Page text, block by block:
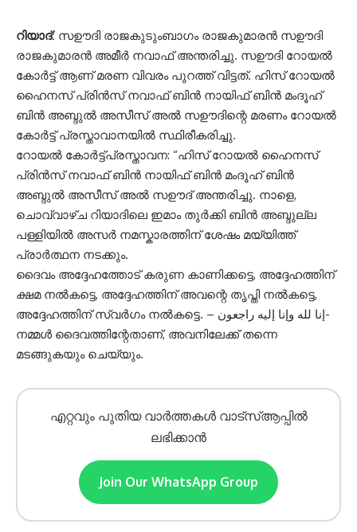
റിയാദ്: സഊദി രാജകുടുംബാഗം രാജകുമാരൻ സഊദി
രാജകുമാരൻ അമീർ നവാഫ് അന്തരിച്ചു. സഊദി റോയൽ
കോർട്ട് ആണ് മരണ വിവരം പുറത്ത് വിട്ടത്. ഹിസ് റോയൽ
ഹൈനസ് പ്രിൻസ് നവാഫ് ബിൻ നായിഫ് ബിൻ മംദൂഹ്
ബിൻ അബ്ദുൽ അസീസ് അൽ സഊദിന്റെ മരണം റോയൽ
കോർട്ട് പ്രസ്താവാനയിൽ സ്ഥിരീകരിച്ചു.
റോയൽ കോർട്ട്പ്രസ്താവന: “ഹിസ് റോയൽ ഹൈനസ്
പ്രിൻസ് നവാഫ് ബിൻ നായിഫ് ബിൻ മംദൂഹ് ബിൻ
അബ്ദുൽ അസീസ് അൽ സഊദ് അന്തരിച്ചു. നാളെ,
ചൊവ്വാഴ്ച റിയാദിലെ ഇമാം തുർക്കി ബിൻ അബ്ദുല്ല
പള്ളിയിൽ അസർ നമസ്കാരത്തിന് ശേഷം മയ്യിത്ത്
പ്രാർത്ഥന നടക്കും.
ദൈവം അദ്ദേഹത്തോട് കരുണ കാണിക്കട്ടെ, അദ്ദേഹത്തിന്
ക്ഷമ നൽകട്ടെ, അദ്ദേഹത്തിന് അവന്റെ തൃപ്തി നൽകട്ടെ,
അദ്ദേഹത്തിന് സ്വർഗം നൽകട്ടെ. – إنا لله وإنا إليه راجعون-
നമ്മൾ ദൈവത്തിന്റേതാണ്, അവനിലേക്ക് തന്നെ
മടങ്ങുകയും ചെയ്യും.
എറ്റവും പുതിയ വാർത്തകൾ വാട്സ്ആപ്പിൽ
ലഭിക്കാൻ
Join Our WhatsApp Group